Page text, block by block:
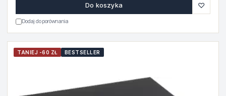
Do koszyka ♡
Dodaj do porównania
TANIEJ -60 ZŁ BESTSELLER